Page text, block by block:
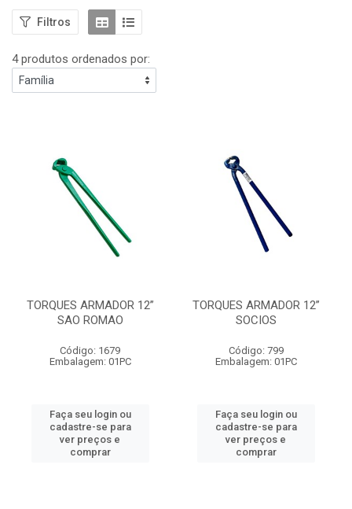
Filtros
4 produtos ordenados por:
TORQUES ARMADOR 12”
SAO ROMAO
Código: 1679
Embalagem: 01PC
Faça seu login ou
cadastre-se para
ver preços e
comprar
TORQUES ARMADOR 12”
SOCIOS
Código: 799
Embalagem: 01PC
Faça seu login ou
cadastre-se para
ver preços e
comprar